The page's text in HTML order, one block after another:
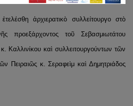
ἀρχιερατικὸ συλλείτουργο στὸ
προεξάρχοντος τοῦ Σεβασμιωτάτου
Καλλινίκου καὶ συλλειτουργούντων τῶν
Πειραιῶς κ. Σεραφεὶμ καὶ Δημητριάδος